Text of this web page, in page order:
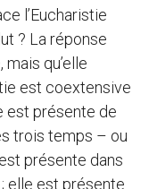
l’Eucharistie
? La réponse
mais qu’elle
est coextensive
est présente de
trois temps – ou
présente dans
; elle est présente